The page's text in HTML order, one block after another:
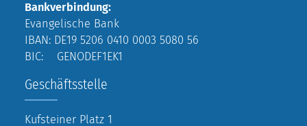
Bankverbindung:
Evangelische Bank
IBAN: DE19 5206 0410 0003 5080 56
BIC: GENODEF1EK1
Geschäftsstelle
Kufsteiner Platz 1